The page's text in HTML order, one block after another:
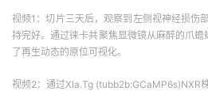
视频1：切片三天后，观察到左侧视神经损伤
持完好。通过徕卡共聚焦显微镜从麻醉的爪
了再生动态的原位可视化。
视频2：通过Xla.Tg (tubb2b:GCaMP6s)NXR